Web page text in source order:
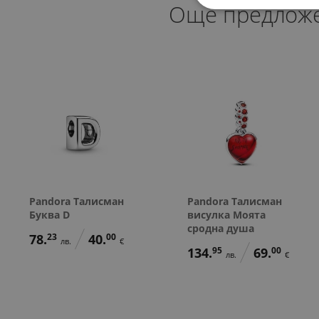
Още
Pandora Талисман
Буква D
78.23 лв. 40.00 €
Pandora Талисман
висулка Моята
сродна душа
134.95 лв. 69.00 €